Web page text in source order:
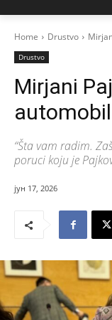
Home Drustvo
Drustvo
Mirjani
“Šta vam radim.
poruci koju je
јун 17, 2026